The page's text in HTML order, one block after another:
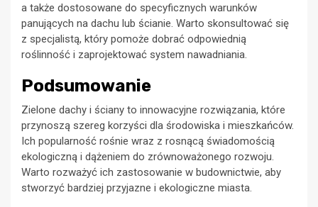
a także dostosowane do specyficznych warunków
panujących na dachu lub ścianie. Warto skonsultować się
z specjalistą, który pomoże dobrać odpowiednią
roślinność i zaprojektować system nawadniania.
Podsumowanie
Zielone dachy i ściany to innowacyjne rozwiązania, które
przynoszą szereg korzyści dla środowiska i mieszkańców.
Ich popularność rośnie wraz z rosnącą świadomością
ekologiczną i dążeniem do zrównoważonego rozwoju.
Warto rozważyć ich zastosowanie w budownictwie, aby
stworzyć bardziej przyjazne i ekologiczne miasta.